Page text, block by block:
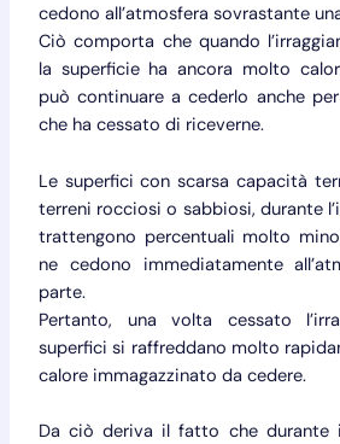
cedono all’atmosfera sovrastante
Ciò comporta che quando
la superficie ha ancora molto
può continuare a cederlo anche
che ha cessato di riceverne.
Le superfici con scarsa capacità
terreni rocciosi o sabbiosi, durante
trattengono percentuali molto
ne cedono immediatamente
parte.
Pertanto, una volta cessato
superfici si raffreddano molto
calore immagazzinato da cedere.
Da ciò deriva il fatto che durante